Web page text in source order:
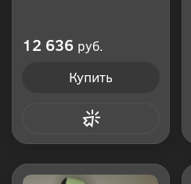
12 636 руб.
Купить